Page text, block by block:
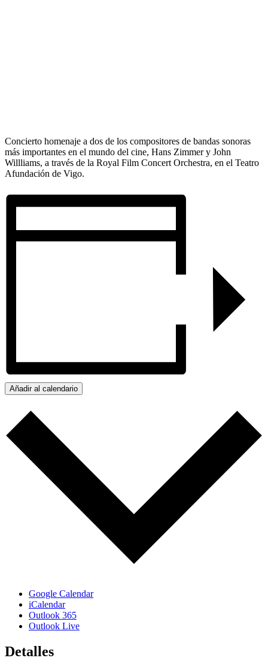
Concierto homenaje a dos de los compositores de bandas sonoras
más importantes en el mundo del cine, Hans Zimmer y John
Willliams, a través de la Royal Film Concert Orchestra, en el Teatro
Afundación de Vigo.
Añadir al calendario
Google Calendar
iCalendar
Outlook 365
Outlook Live
Detalles